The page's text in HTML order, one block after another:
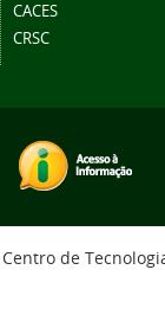
CACES
CRSC
Centro de